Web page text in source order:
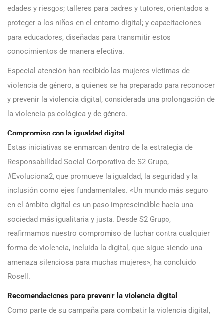
edades y riesgos; talleres para padres y tutores, orientados a
proteger a los niños en el entorno digital; y capacitaciones
para educadores, diseñadas para transmitir estos
conocimientos de manera efectiva.
Especial atención han recibido las mujeres víctimas de
violencia de género, a quienes se ha preparado para reconocer
y prevenir la violencia digital, considerada una prolongación de
la violencia psicológica y de género.
Compromiso con la igualdad digital
Estas iniciativas se enmarcan dentro de la estrategia de
Responsabilidad Social Corporativa de S2 Grupo,
#Evoluciona2, que promueve la igualdad, la seguridad y la
inclusión como ejes fundamentales. «Un mundo más seguro
en el ámbito digital es un paso imprescindible hacia una
sociedad más igualitaria y justa. Desde S2 Grupo,
reafirmamos nuestro compromiso de luchar contra cualquier
forma de violencia, incluida la digital, que sigue siendo una
amenaza silenciosa para muchas mujeres», ha concluido
Rosell.
Recomendaciones para prevenir la violencia digital
Como parte de su campaña para combatir la violencia digital,